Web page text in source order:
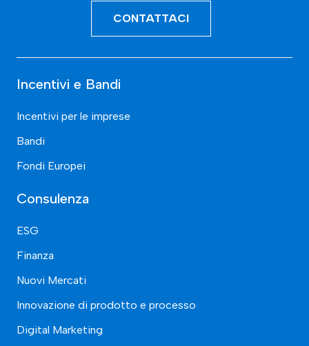
CONTATTACI
Incentivi e Bandi
Incentivi per le imprese
Bandi
Fondi Europei
Consulenza
ESG
Finanza
Nuovi Mercati
Innovazione di prodotto e processo
Digital Marketing